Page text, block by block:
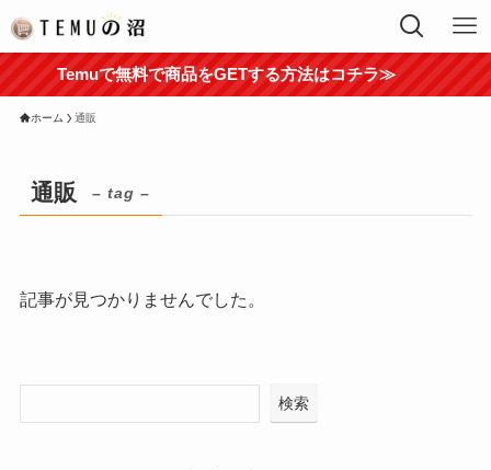
Temuで無料で商品をGETする方法はコチラ≫
ホーム 通販
通販 – tag –
記事が見つかりませんでした。
検索